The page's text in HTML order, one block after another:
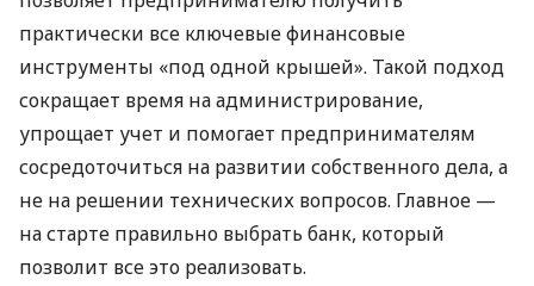
практически все ключевые финансовые
инструменты «под одной крышей». Такой подход
сокращает время на администрирование,
упрощает учет и помогает предпринимателям
сосредоточиться на развитии собственного дела, а
не на решении технических вопросов. Главное —
на старте правильно выбрать банк, который
позволит все это реализовать.